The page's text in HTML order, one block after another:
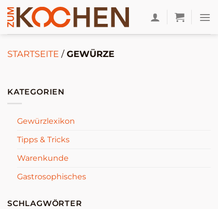
Zum
Inhalt
springen
STARTSEITE /GEWÜRZE
KATEGORIEN
Gewürzlexikon
Tipps & Tricks
Warenkunde
Gastrosophisches
SCHLAGWÖRTER